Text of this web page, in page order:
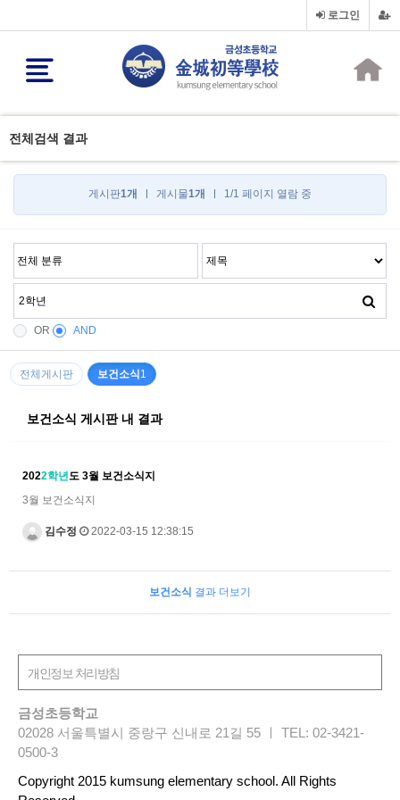
로그인
전체검색 결과
게시판1개 게시물1개 1/1 페이지 열람 중
OR AND
전체게시판 보건소식1
보건소식 게시판 내 결과
2022학년도 3월 보건소식지
3월 보건소식지
김수정 2022-03-15 12:38:15
보건소식 결과 더보기
금성초등학교
02028 서울특별시 중랑구 신내로 21길 55 ㅣ TEL: 02-3421-
0500-3
Copyright 2015 kumsung elementary school. All Rights